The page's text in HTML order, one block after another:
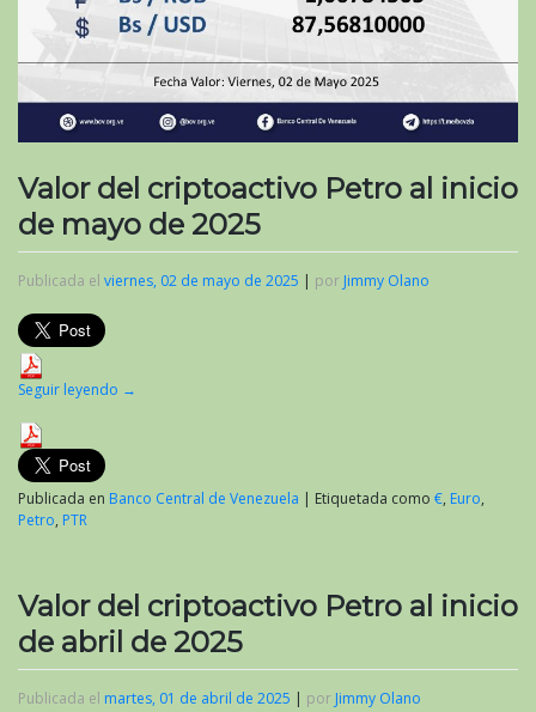
Valor del criptoactivo Petro al inicio
de mayo de 2025
Publicada el viernes, 02 de mayo de 2025 | por Jimmy Olano
Seguir leyendo →
Publicada en Banco Central de Venezuela | Etiquetada como €, Euro,
Petro, PTR
Valor del criptoactivo Petro al inicio
de abril de 2025
Publicada el martes, 01 de abril de 2025 | por Jimmy Olano